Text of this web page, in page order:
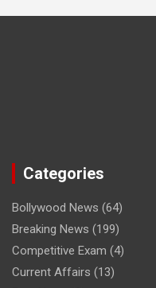
Categories
Bollywood News (64)
Breaking News (199)
Competitive Exam (4)
Current Affairs (13)